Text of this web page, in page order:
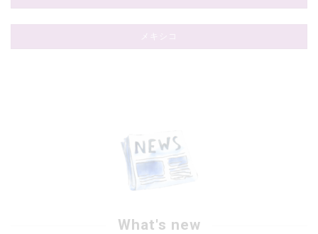
メキシコ
What's new